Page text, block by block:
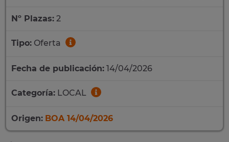
Nº Plazas: 2
Tipo: Oferta
Fecha de publicación: 14/04/2026
Categoría: LOCAL
Origen: BOA 14/04/2026